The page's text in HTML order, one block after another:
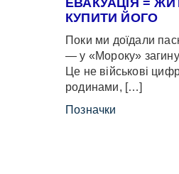
ЕВАКУАЦІЯ =
КУПИТИ ЙОГО
Поки ми доїдали
— у «Мороку»
Це не військові
родинами, […]
Позначки